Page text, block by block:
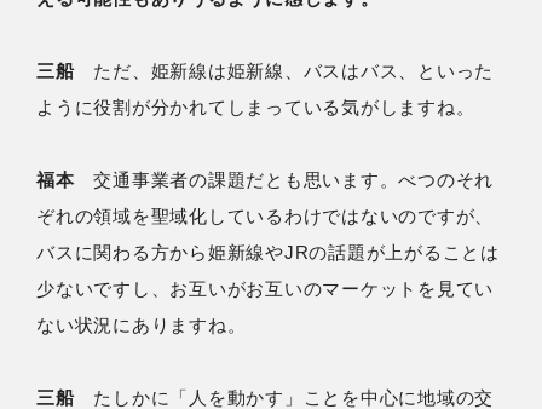
三船ただ、姫新線は姫新線、バスはバス、といった
ように役割が分かれてしまっている気がしますね。
福本交通事業者の課題だとも思います。べつのそれ
ぞれの領域を聖域化しているわけではないのですが、
バスに関わる方から姫新線やJRの話題が上がることは
少ないですし、お互いがお互いのマーケットを見てい
ない状況にありますね。
三船たしかに「人を動かす」ことを中心に地域の交